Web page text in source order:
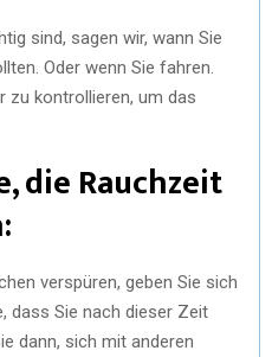
sind, sagen wir, wann Sie
Oder wenn Sie fahren.
zu kontrollieren, um das
die Rauchzeit
verspüren, geben Sie sich
dass Sie nach dieser Zeit
dann, sich mit anderen